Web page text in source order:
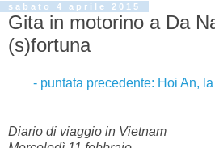
sabato 4 aprile 2015
Gita in motorino a Da
(s)fortuna
- puntata precedente: Hoi An,
Diario di viaggio in Vietnam